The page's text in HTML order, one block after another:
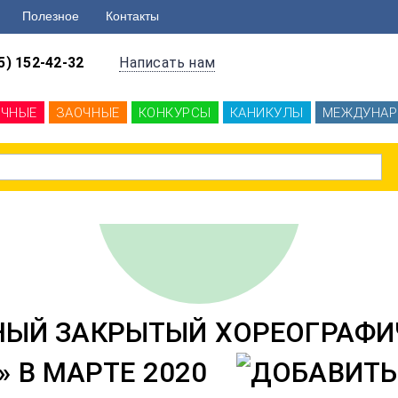
Полезное Контакты
152-42-32 Написать нам
ЗАОЧНЫЕ КОНКУРСЫ КАНИКУЛЫ
ЗАКРЫТЫЙ
В МАРТЕ 2020